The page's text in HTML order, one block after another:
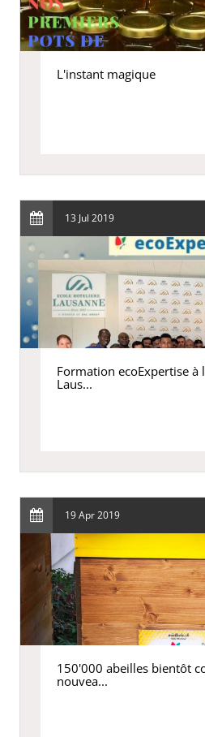
L'instant magique
13 Jul 2019
Formation ecoExpertise à
Laus...
19 Apr 2019
150'000 abeilles bientôt
nouvea...